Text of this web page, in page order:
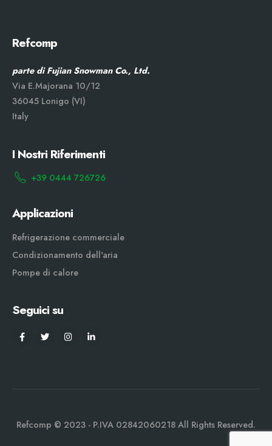
Refcomp
parte di Fujian Snowman Co., Ltd.
Via E.Majorana 10/12
36045 Lonigo (VI)
Italy
I Nostri Riferimenti
+39 0444 726726
Applicazioni
Refrigerazione commerciale
Condizionamento dell'aria
Pompe di calore
Seguici su
Refcomp © 2023 - P.IVA 02842060218 All Rights Reserved.